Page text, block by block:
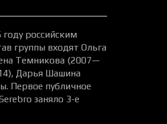
российским
группы входят Ольга
Темникова (2007—
Дарья Шашина
Первое публичное
заняло 3-е